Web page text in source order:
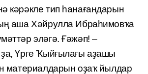
кәрәкле тип һанағандарын
аша Хәйрулла Ибраһимовҡа
эләгә. Ғәжәп! –
Үрге Ҡыйғылағы аҙашы
мате­риалдарын оҙаҡ йылдар